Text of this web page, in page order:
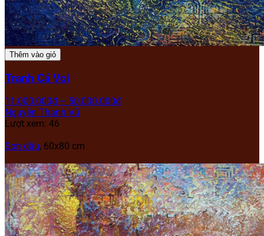
Thêm vào giỏ
Tranh Cá Voi
11.000.000₫ – 50.000.000₫
Nguyễn Thanh Vũ
Lượt xem: 46
Sơn dầu, 60x80 cm